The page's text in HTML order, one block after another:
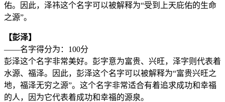
佑。因此，泽祎这个名字可以被解释为“受到上天庇佑的生命
之源”。
【彭泽】
——名字得分为：100分
彭泽这个名字非常美好。彭字意为富贵、兴旺，泽字则代表着
水源、福泽。因此，彭泽这个名字可以被解释为“富贵兴旺之
地，福泽无穷之源”。这个名字非常适合有着追求成功和幸福
的人，因为它代表着成功和幸福的源泉。